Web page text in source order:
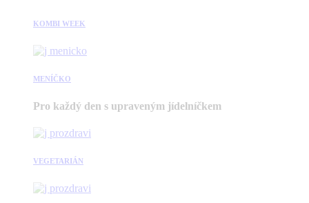
KOMBI WEEK
MENÍČKO
Pro každý den s upraveným jídelníčkem
VEGETARIÁN